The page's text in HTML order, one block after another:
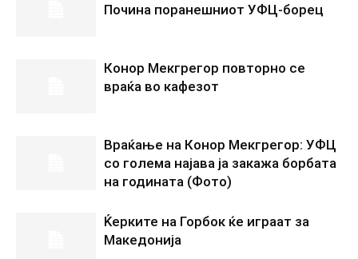
Почина поранешниот УФЦ-борец
Конор Мекгрегор повторно се
враќа во кафезот
Враќање на Конор Мекгрегор: УФЦ
со голема најава ја закажа борбата
на годината (Фото)
Ќерките на Горбок ќе играат за
Македонија